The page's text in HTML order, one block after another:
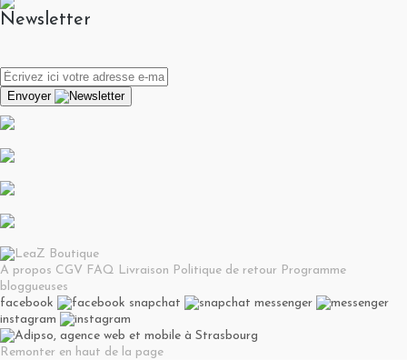
Newsletter
Envoyer
A propos CGV FAQ Livraison Politique de retour Programme
bloggueuses
facebook
snapchat
messenger
instagram
Remonter en haut de la page